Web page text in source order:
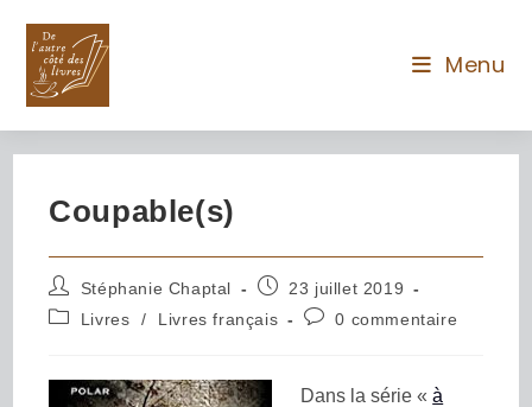
Menu
Coupable(s)
Stéphanie Chaptal
23 juillet 2019
Livres
/ Livres français 0 commentaire
Dans la série «à